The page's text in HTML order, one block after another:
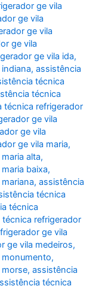
ge vila
ge vila
ge vila
ge vila
ge vila ida,
,assistência
técnica
técnica
técnica refrigerador
ge vila
ge vila
ge vila maria,
alta,
baixa,
,assistência
técnica
técnica
refrigerador
ge vila
ge vila medeiros,
,
morse,assistência
técnica